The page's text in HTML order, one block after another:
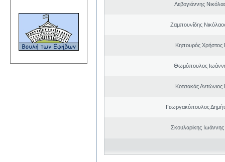
Λεβογιάννης
Ζαμπουνίδης
Κηπουρός Χρήστος
Θωμόπουλος
Κοτσακάς Αντώνιος
Γεωργακόπουλος
Σκουλαρίκης